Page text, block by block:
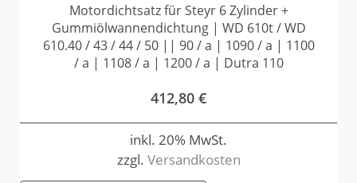
Motordichtsatz für Steyr 6 Zylinder +
Gummiölwannendichtung | WD 610t / WD
610.40 / 43 / 44 / 50 || 90 / a | 1090 / a | 1100
/ a | 1108 / a | 1200 / a | Dutra 110
412,80 €
inkl. 20% MwSt.
zzgl. Versandkosten